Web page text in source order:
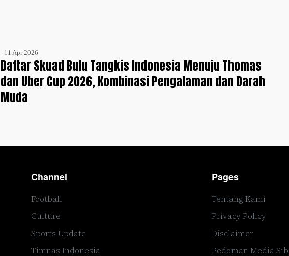
- 11 Apr 2026
Daftar Skuad Bulu Tangkis Indonesia Menuju Thomas
dan Uber Cup 2026, Kombinasi Pengalaman dan Darah
Muda
Channel
Football
Culture
Sports Update
Timnas Indonesia
Pages
Tentang Kami
Privacy Policy
Disclaimer
Pedoman Media